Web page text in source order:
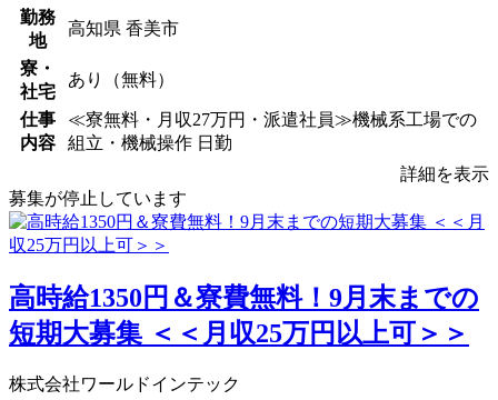
勤務
地
高知県 香美市
寮・
社宅
あり（無料）
仕事
内容
≪寮無料・月収27万円・派遣社員≫機械系工場での
組立・機械操作 日勤
詳細を表示
募集が停止しています
高時給1350円＆寮費無料！9月末までの
短期大募集 ＜＜月収25万円以上可＞＞
株式会社ワールドインテック